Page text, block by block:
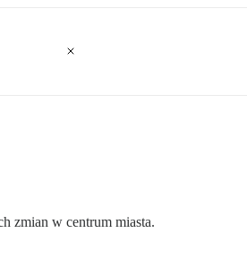
zmian w centrum miasta.